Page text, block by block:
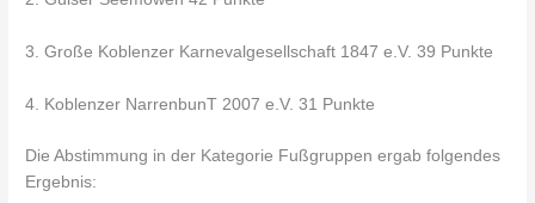
3. Große Koblenzer Karnevalgesellschaft 1847 e.V. 39 Punkte
4. Koblenzer NarrenbunT 2007 e.V. 31 Punkte
Die Abstimmung in der Kategorie Fußgruppen ergab folgendes
Ergebnis: